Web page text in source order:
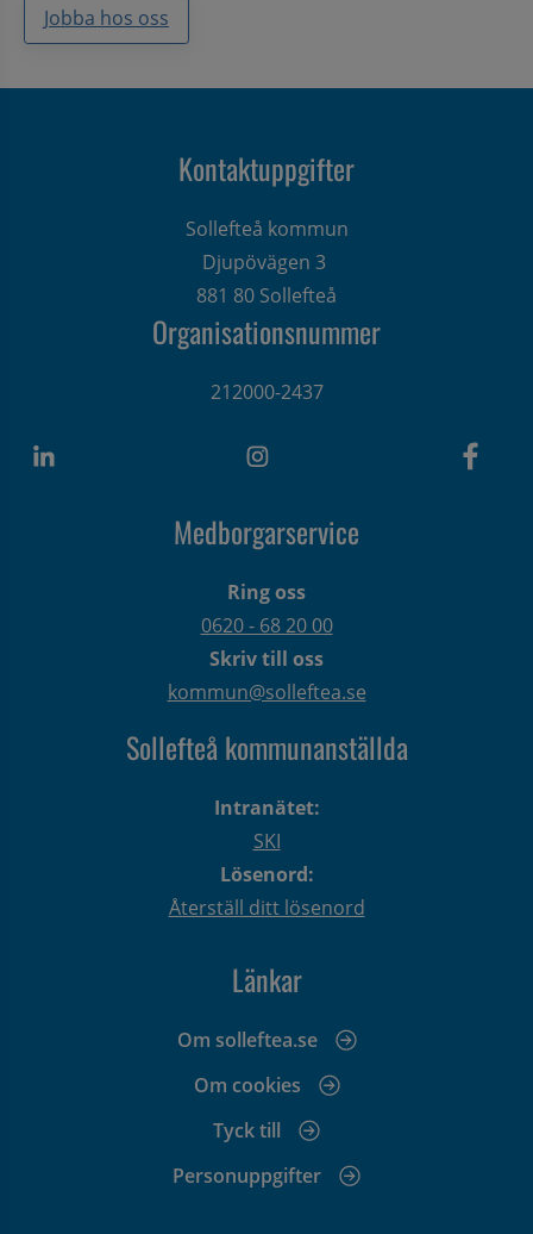
Jobba hos oss
Kontaktuppgifter
Sollefteå kommun
Djupövägen 3
881 80 Sollefteå
Organisationsnummer
212000-2437
Medborgarservice
Ring oss
0620 - 68 20 00
Skriv till oss
kommun@solleftea.se
Sollefteå kommunanställda
Intranätet:
SKI
Lösenord:
Återställ ditt lösenord
Länkar
Om solleftea.se
Om cookies
Tyck till
Personuppgifter